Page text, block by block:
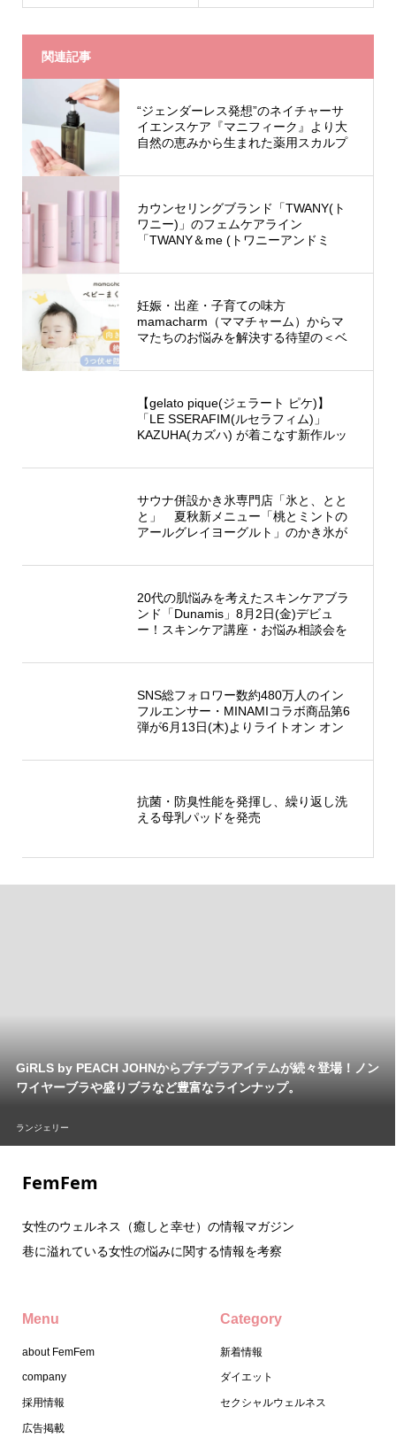
関連記事
“ジェンダーレス発想”のネイチャーサ
イエンスケア『マニフィーク』より大
自然の恵みから生まれた薬用スカルプ
カウンセリングブランド「TWANY(ト
ワニー)」のフェムケアライン
「TWANY＆me (トワニーアンドミ
防を考えた、スキンケアシリーズ新発
妊娠・出産・子育ての味方
mamacharm（ママチャーム）からマ
マたちのお悩みを解決する待望の＜ベ
【gelato pique(ジェラート ピケ)】
「LE SSERAFIM(ルセラフィム)」
KAZUHA(カズハ) が着こなす新作ルッ
9⽉13⽇(金)正午公開＞
サウナ併設かき氷専門店「氷と、とと
と」 夏秋新メニュー「桃とミントの
アールグレイヨーグルト」のかき氷が
20代の肌悩みを考えたスキンケアブラ
ンド「Dunamis」8月2日(金)デビュ
ー！スキンケア講座・お悩み相談会を
SNS総フォロワー数約480万人のイン
フルエンサー・MINAMIコラボ商品第6
弾が6月13日(木)よりライトオン オン
舗限定にて順次発売！
抗菌・防臭性能を発揮し、繰り返し洗
える母乳パッドを発売
GiRLS by PEACH JOHNからプチプラアイテムが続々登場！ノン
ワイヤーブラや盛りブラなど豊富なラインナップ。
ランジェリー
FemFem
女性のウェルネス（癒しと幸せ）の情報マガジン
巷に溢れている女性の悩みに関する情報を考察
Menu
about FemFem
company
採用情報
広告掲載
Category
新着情報
ダイエット
セクシャルウェルネス